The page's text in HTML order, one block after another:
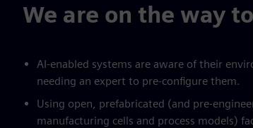
We are on the way
AI-enabled systems are aware of their
needing an expert to pre-configure them.
Using open, prefabricated (and pre-
manufacturing cells and process models)